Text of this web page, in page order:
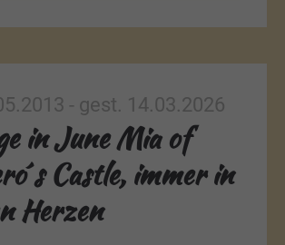
- gest. 14.03.2026
in June Mia of
Castle, immer in
Herzen